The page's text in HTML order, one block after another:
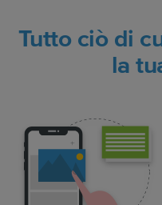
Tutto ciò di
la